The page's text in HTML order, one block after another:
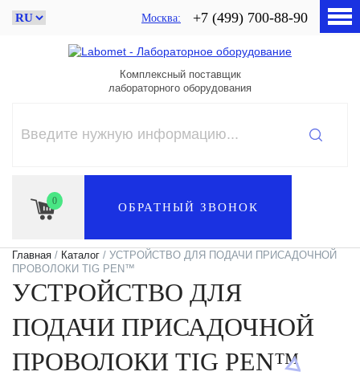
Москва +7 (499) 700-88-90
Комплексный поставщик
лабораторного оборудования
0 ОБРАТНЫЙ ЗВОНОК
Главная / Каталог / УСТРОЙСТВО ДЛЯ ПОДАЧИ ПРИСАДОЧНОЙ
ПРОВОЛОКИ TIG PEN™
УСТРОЙСТВО ДЛЯ
ПОДАЧИ ПРИСАДОЧНОЙ
ПРОВОЛОКИ TIG PEN™